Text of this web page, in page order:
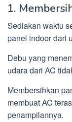
1.
Sediakan waktu
panel indoor dari
Debu yang
udara dari AC
Membersihkan
membuat AC
penampilannya.